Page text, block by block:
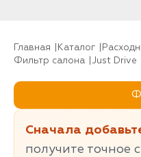
Главная Каталог
Фильтр салона
Just Drive
Сначала
получите точное